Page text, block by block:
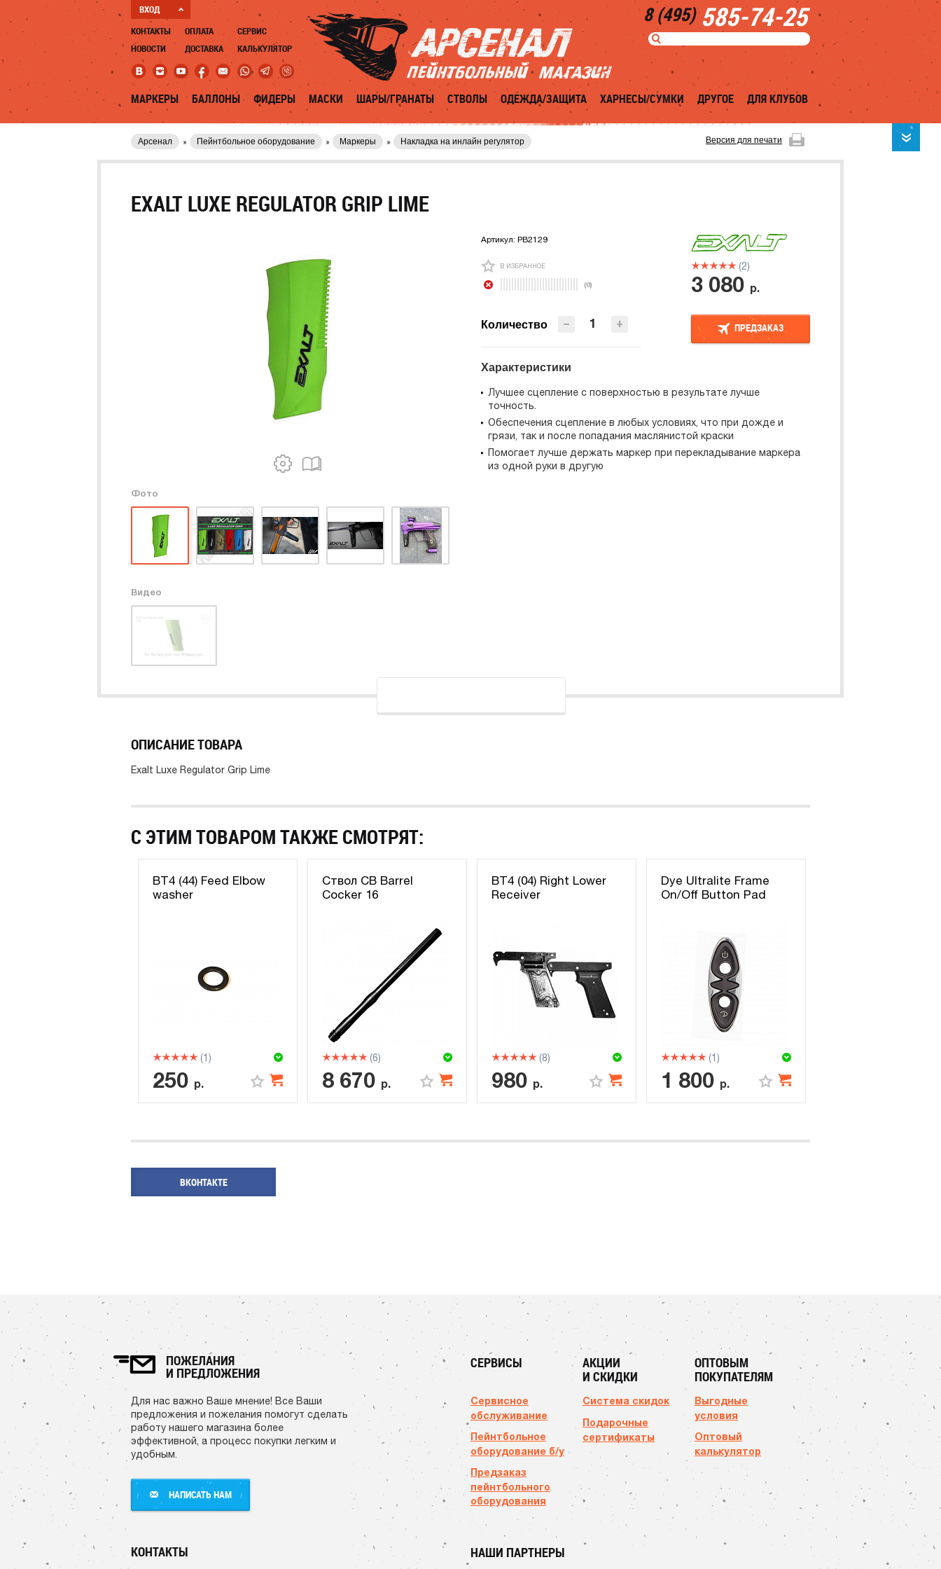
8 (495)585-74-25
ВХОД
КОНТАКТЫ
НОВОСТИ
ОПЛАТА
ДОСТАВКА
СЕРВИС
КАЛЬКУЛЯТОР
МАРКЕРЫ БАЛЛОНЫ ФИДЕРЫ МАСКИ ШАРЫ/ГРАНАТЫ СТВОЛЫ ОДЕЖДА/ЗАЩИТА ХАРНЕСЫ/СУМКИ ДРУГОЕ ДЛЯ КЛУБОВ
Арсенал Пейнтбольное оборудование Маркеры Накладка на инлайн регулятор Версия для печати
EXALT LUXE REGULATOR GRIP LIME
Фото
Видео
(2)
3 080 р.
ПРЕДЗАКАЗ
Артикул: PB2129
В ИЗБРАННОЕ
(0)
Количество +
−
Характеристики
Лучшее сцепление с поверхностью в результате лучше
точность.
Обеспечения сцепление в любых условиях, что при дожде и
грязи, так и после попадания маслянистой краски
Помогает лучше держать маркер при перекладывание маркера
из одной руки в другую
ОПИСАНИЕ ТОВАРА
Exalt Luxe Regulator Grip Lime
С ЭТИМ ТОВАРОМ ТАКЖЕ СМОТРЯТ:
BT4 (44) Feed Elbow
washer
(1)
250 р.
Ствол СB Barrel
Cocker 16
(6)
8 670 р.
BT4 (04) Right Lower
Receiver
(8)
980 р.
Dye Ultralite Frame
On/Off Button Pad
(1)
1 800 р.
ВКОНТАКТЕ
СЕРВИСЫ
Сервисное
обслуживание
Пейнтбольное
оборудование б/у
Предзаказ
пейнтбольного
оборудования
АКЦИИ
И СКИДКИ
Система скидок
Подарочные
сертификаты
ОПТОВЫМ
ПОКУПАТЕЛЯМ
Выгодные
условия
Оптовый
калькулятор
ПОЖЕЛАНИЯ
И ПРЕДЛОЖЕНИЯ
Для нас важно Ваше мнение! Все Ваши
предложения и пожелания помогут сделать
работу нашего магазина более
эффективной, а процесс покупки легким и
удобным.
НАПИСАТЬ НАМ
НАШИ ПАРТНЕРЫ
КОНТАКТЫ